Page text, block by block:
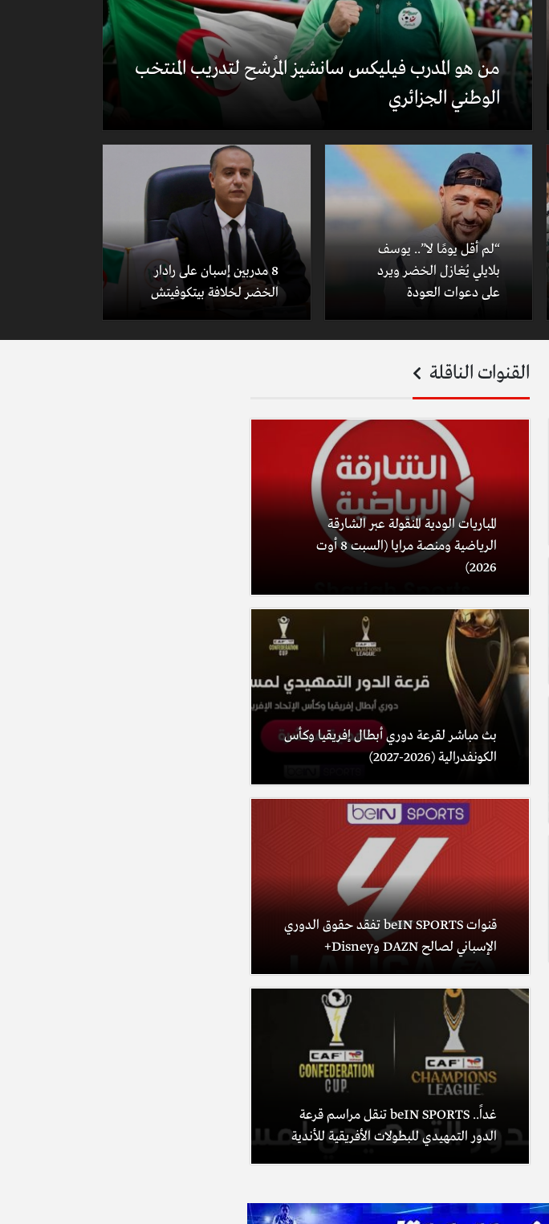
من هو المدرب فيليكس سانشيز المُرشح لتدريب المنتخب
الوطني الجزائري
“لم أقل يومًا لا”.. يوسف
بلايلي يُغازل الخضر ويرد
على دعوات العودة
8 مدربين إسبان على رادار
الخضر لخلافة بيتكوفيتش
القنوات الناقلة
المباريات الودية المنقولة عبر الشارقة
الرياضية ومنصة مرايا (السبت 8 أوت
2026)
بث مباشر لقرعة دوري أبطال إفريقيا وكأس
الكونفدرالية (2026-2027)
قنوات beIN SPORTS تفقد حقوق الدوري
الإسباني لصالح DAZN وDisney+
غداً.. beIN SPORTS تنقل مراسم قرعة
الدور التمهيدي للبطولات الأفريقية للأندية